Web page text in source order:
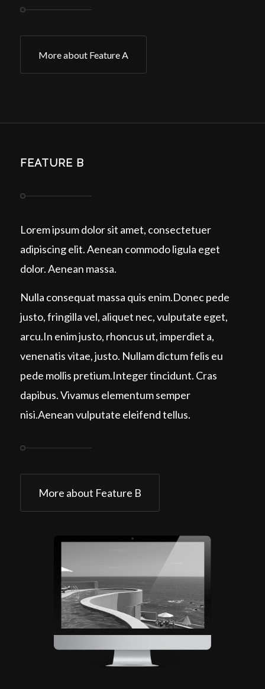
More about Feature A
FEATURE B
Lorem ipsum dolor sit amet, consectetuer
adipiscing elit. Aenean commodo ligula eget
dolor. Aenean massa.
Nulla consequat massa quis enim.Donec pede
justo, fringilla vel, aliquet nec, vulputate eget,
arcu.In enim justo, rhoncus ut, imperdiet a,
venenatis vitae, justo. Nullam dictum felis eu
pede mollis pretium.Integer tincidunt. Cras
dapibus. Vivamus elementum semper
nisi.Aenean vulputate eleifend tellus.
More about Feature B